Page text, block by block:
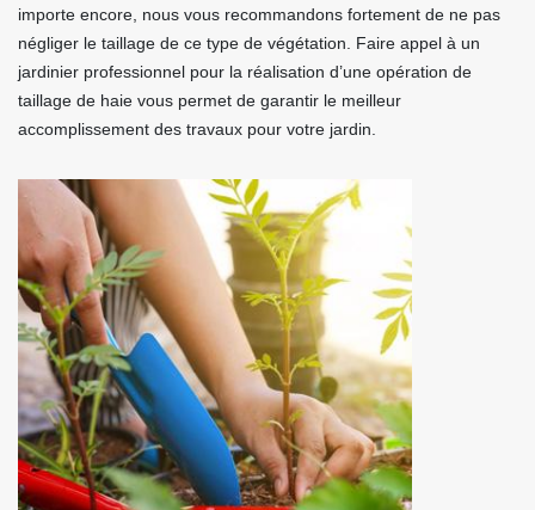
importe encore, nous vous recommandons fortement de ne pas
négliger le taillage de ce type de végétation. Faire appel à un
jardinier professionnel pour la réalisation d’une opération de
taillage de haie vous permet de garantir le meilleur
accomplissement des travaux pour votre jardin.